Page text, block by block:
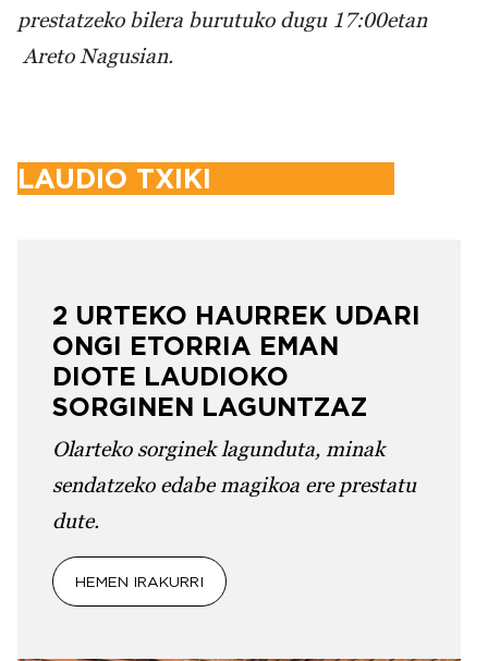
prestatzeko bilera burutuko dugu 17:00etan
Areto Nagusian.
LAUDIO TXIKI
2 URTEKO HAURREK UDARI
ONGI ETORRIA EMAN
DIOTE LAUDIOKO
SORGINEN LAGUNTZAZ
Olarteko sorginek lagunduta, minak
sendatzeko edabe magikoa ere prestatu
dute.
HEMEN IRAKURRI